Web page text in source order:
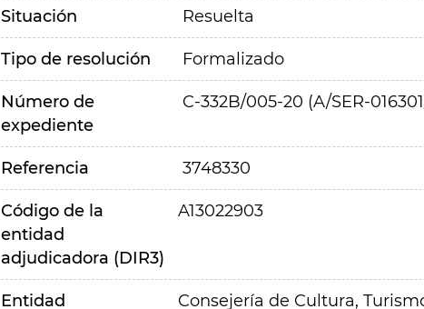
Situación Resuelta
Tipo de resolución Formalizado
Número de
expediente
C-332B/005-20 (A/SER-
Referencia 3748330
Código de la
entidad
adjudicadora (DIR3)
A13022903
Entidad
Consejería de Cultura,